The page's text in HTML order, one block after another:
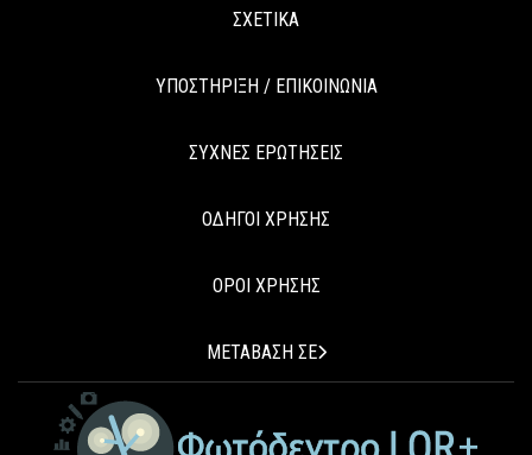
ΣΧΕΤΙΚΑ
ΥΠΟΣΤΗΡΙΞΗ / ΕΠΙΚΟΙΝΩΝΙΑ
ΣΥΧΝΕΣ ΕΡΩΤΗΣΕΙΣ
ΟΔΗΓΟΙ ΧΡΗΣΗΣ
ΟΡΟΙ ΧΡΗΣΗΣ
ΜΕΤΑΒΑΣΗ ΣΕ